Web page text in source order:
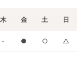
木 金 土 日
- ● ○ △